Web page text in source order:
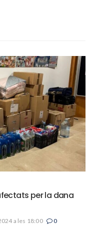
per la dana
a les 18:00 0